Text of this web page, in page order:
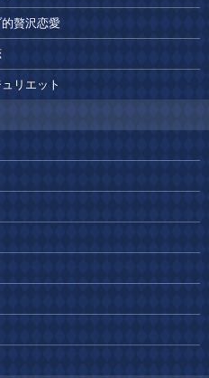
贅沢恋愛
リエット